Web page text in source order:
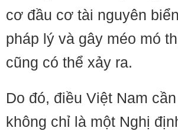
cơ đầu cơ tài nguyên
pháp lý và gây méo mó
cũng có thể xảy ra.
Do đó, điều Việt Nam
không chỉ là một Nghị